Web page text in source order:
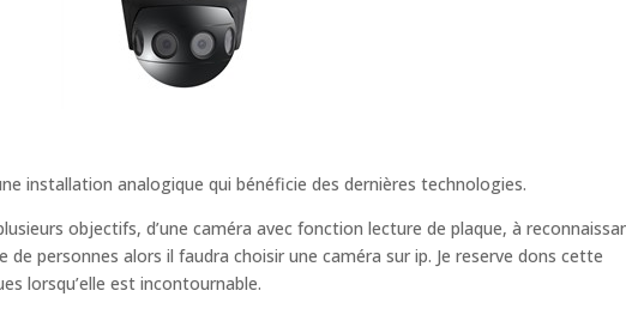
installation analogique qui bénéficie des dernières technologies.
objectifs, d’une caméra avec fonction lecture de plaque, à
de personnes alors il faudra choisir une caméra sur ip. Je reserve dons cette
lorsqu’elle est incontournable.